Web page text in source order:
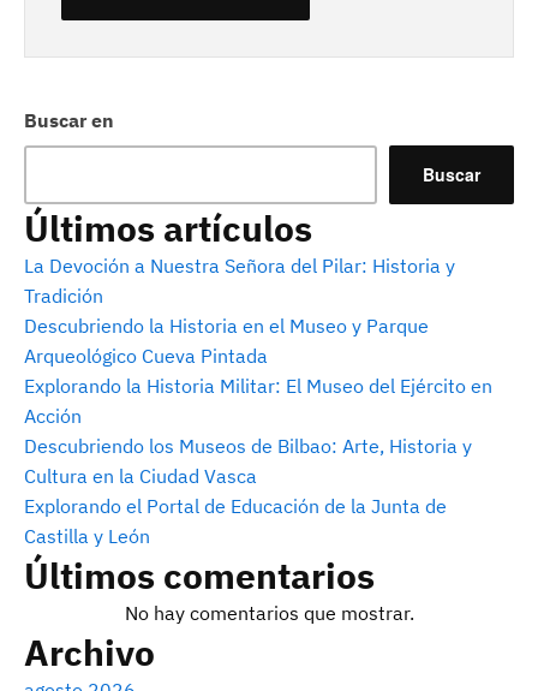
Buscar en
Buscar
Últimos artículos
La Devoción a Nuestra Señora del Pilar: Historia y
Tradición
Descubriendo la Historia en el Museo y Parque
Arqueológico Cueva Pintada
Explorando la Historia Militar: El Museo del Ejército en
Acción
Descubriendo los Museos de Bilbao: Arte, Historia y
Cultura en la Ciudad Vasca
Explorando el Portal de Educación de la Junta de
Castilla y León
Últimos comentarios
No hay comentarios que mostrar.
Archivo